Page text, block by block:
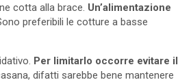
cotta alla brace. Un’alimentazione
preferibili le cotture a basse
Per limitarlo occorre evitare il
difatti sarebbe bene mantenere